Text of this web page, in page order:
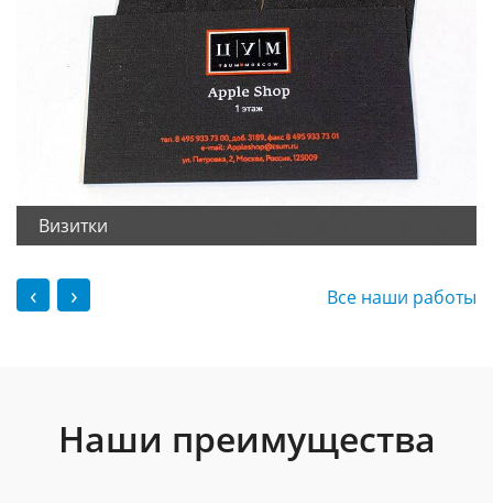
Визитки
‹ › Все наши работы
Наши преимущества